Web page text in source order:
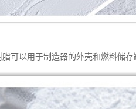
脂可以用于制造器的外壳和燃料储